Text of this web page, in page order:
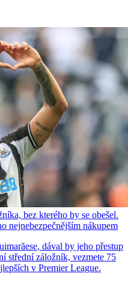
bez kterého by se obešel.
nejnebezpečnějším nákupem
dával by jeho přestup
střední záložník, vezmete 75
v Premier League.